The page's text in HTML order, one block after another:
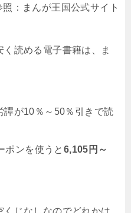
照：まんが王国公式サイト
く読める電子書籍は、ま
譚が10％～50％引きで読
ポンを使うと 6,105円～
じなしなのでどれかは